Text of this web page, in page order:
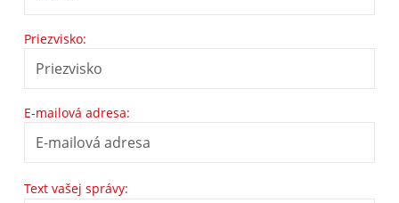
Priezvisko:
E-mailová adresa:
Text vašej správy: